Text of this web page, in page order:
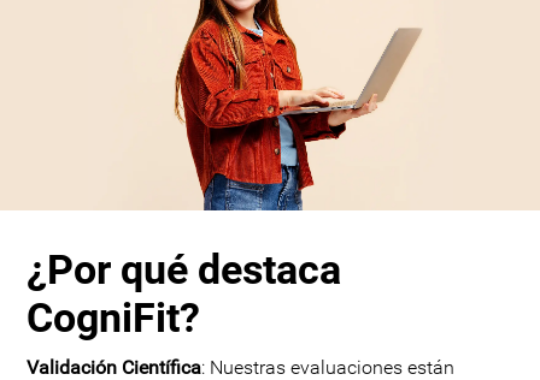
¿Por qué destaca
CogniFit?
Validación Científica: Nuestras evaluaciones están